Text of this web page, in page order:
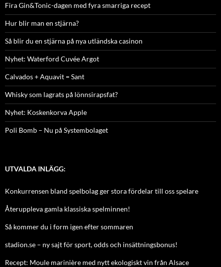
Fira Gin&Tonic-dagen med fyra smarriga recept
Hur blir man en stjärna?
Så blir du en stjärna på nya utländska casinon
Nyhet: Waterford Cuvée Argot
Calvados + Aquavit = Sant
Whisky som lagrats på lönnsirapsfat?
Nyhet: Koskenkorva Apple
Poli Bomb – Nu på Systembolaget
UTVALDA INLÄGG:
Konkurrensen bland spelbolag ger stora fördelar till oss spelare
Återuppleva gamla klassiska spelminnen!
Så kommer du i form igen efter sommaren
stadion.se – ny sajt för sport, odds och insättningsbonus!
Recept: Moule marinière med nytt ekologiskt vin från Alsace